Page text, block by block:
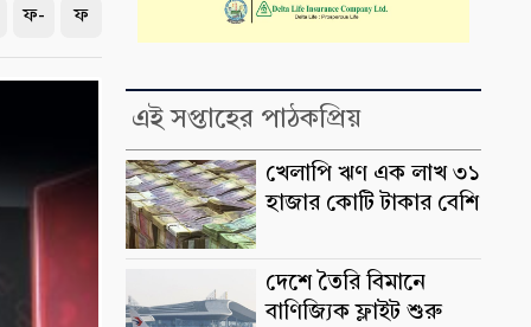
ফ- ফ
এই সপ্তাহের পাঠকপ্রিয়
খেলাপি ঋণ এক লাখ ৩১
হাজার কোটি টাকার বেশি
দেশে তৈরি বিমানে
বাণিজ্যিক ফ্লাইট শুরু